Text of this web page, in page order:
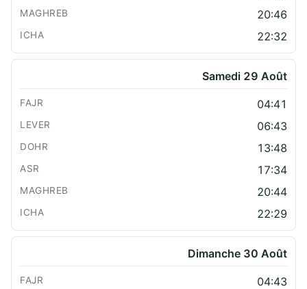
20:46
22:32
Samedi 29 Août
04:41
06:43
13:48
17:34
20:44
22:29
Dimanche 30 Août
04:43